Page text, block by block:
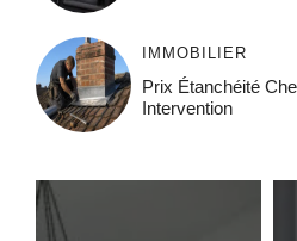
IMMOBILIER
Prix Étanchéité
Intervention